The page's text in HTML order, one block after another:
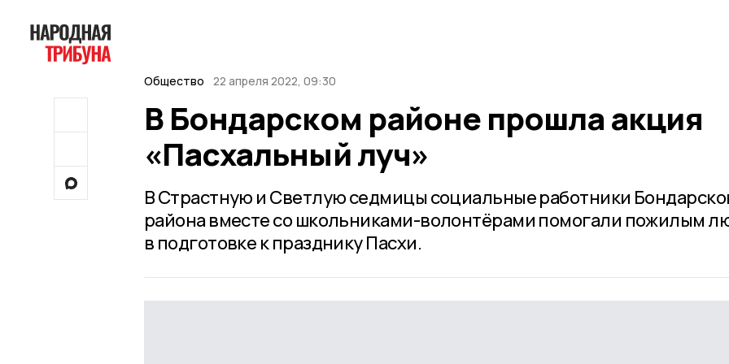
Общество 22 апреля 2022, 09:30
В Бондарском районе прошла акция
«Пасхальный луч»
В Страстную и Светлую седмицы социальные работники
района вместе со школьниками-волонтёрами помогали пожилым
в подготовке к празднику Пасхи.